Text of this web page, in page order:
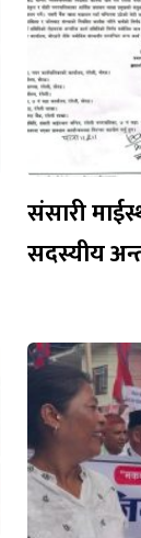
संसारी
सदस्यीय